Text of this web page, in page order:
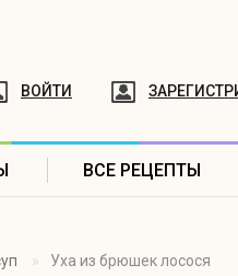
ВОЙТИ
ВСЕ РЕЦЕПТЫ
Уха из брюшек лосося